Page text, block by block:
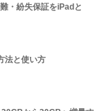
・紛失保証をiPadと
法と使い方